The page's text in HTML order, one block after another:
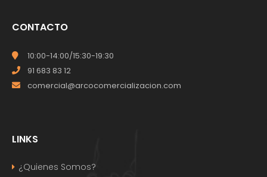
CONTACTO
10:00-14:00/15:30-19:30
91 683 83 12
comercial@arcocomercializacion.com
LINKS
¿Quienes Somos?